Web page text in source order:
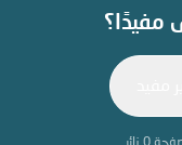
مفيدًا؟